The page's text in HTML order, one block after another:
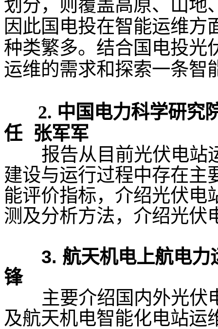
划分，则覆盖高原、山地
因此国电投在智能运维
种类繁多。结合国电投光
运维的需求和探索一条智
2. 中国电力科学研究
任 张军军
报告从目前光伏电站
建设与运行过程中存在主
能评价指标，介绍光伏电
测及分析方法，介绍光伏
3. 航天机电上航电
锋
主要介绍国内外光伏
及航天机电智能化电站运